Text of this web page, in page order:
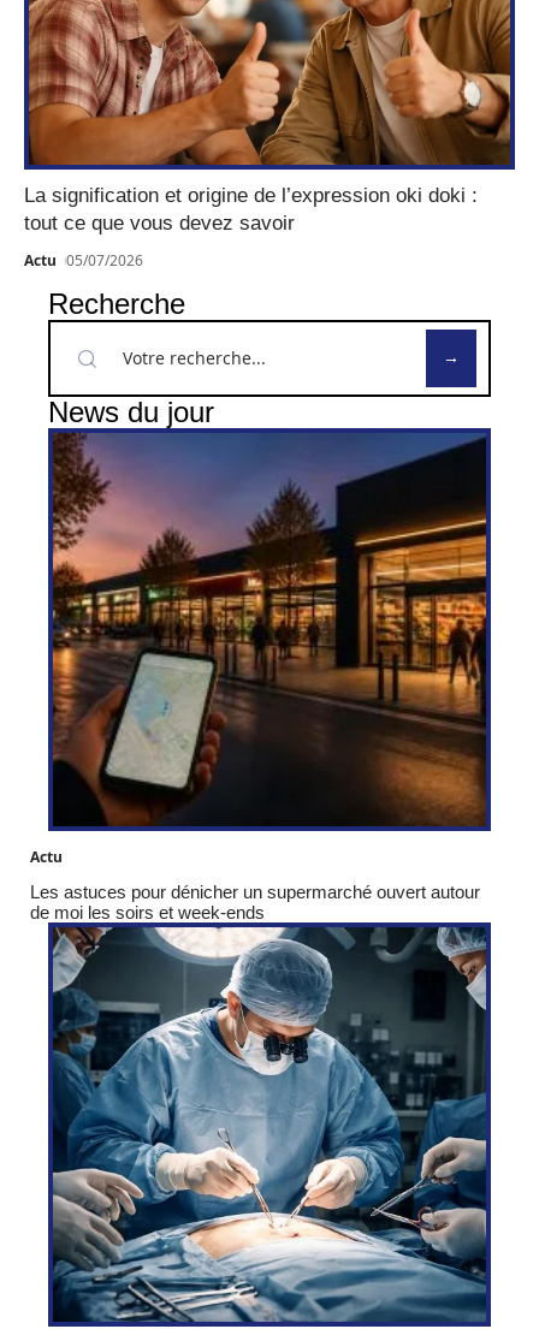
La signification et origine de l’expression oki doki :
tout ce que vous devez savoir
Actu 05/07/2026
Recherche
News du jour
Actu
Les astuces pour dénicher un supermarché ouvert autour
de moi les soirs et week-ends